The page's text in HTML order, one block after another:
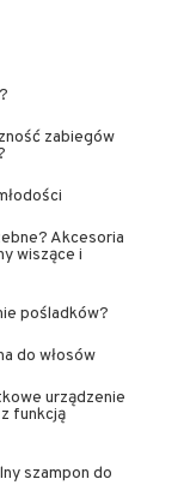
zabiegów
Akcesoria
wiszące i
pośladków?
do włosów
urządzenie
funkcją
szampon do